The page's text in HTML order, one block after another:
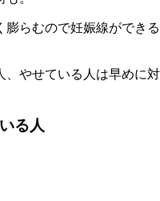
らむので妊娠線ができる
、やせている人は早めに対
る人